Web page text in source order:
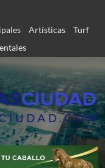
Artísticas
Turf